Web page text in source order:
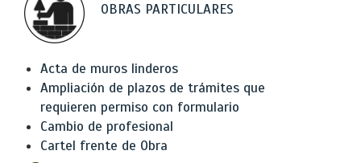
OBRAS PARTICULARES
Acta de muros linderos
Ampliación de plazos de trámites que
requieren permiso con formulario
Cambio de profesional
Cartel frente de Obra